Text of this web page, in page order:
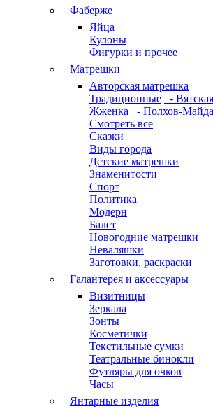
Фаберже
Яйца
Кулоны
Фигурки и прочее
Матрешки
Авторская матрешка
Традиционные
-
Жженка
- Полхов-
Смотреть все
Сказки
Виды города
Детские матрешки
Знаменитости
Спорт
Политика
Модерн
Балет
Новогодние матрешки
Неваляшки
Заготовки, раскраски
Галантерея и аксессуары
Визитницы
Зеркала
Зонты
Косметички
Текстильные сумки
Театральные бинокли
Футляры для очков
Часы
Янтарные изделия